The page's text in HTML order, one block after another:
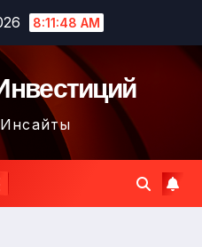
8:11:49 AM